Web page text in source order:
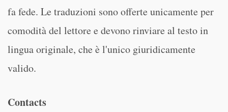
fa fede. Le traduzioni sono offerte unicamente per
comodità del lettore e devono rinviare al testo in
lingua originale, che è l'unico giuridicamente
valido.
Contacts